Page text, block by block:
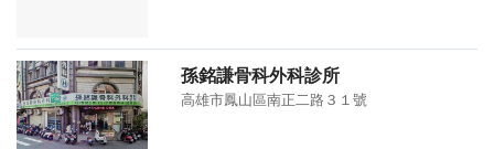
孫銘謙骨科外科診所
高雄市鳳山區南正二路３１號